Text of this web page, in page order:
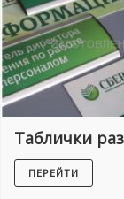
Таблички
ПЕРЕЙТИ